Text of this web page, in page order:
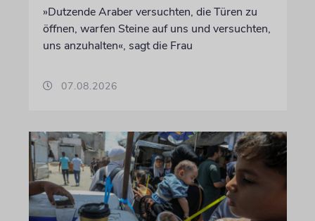
»Dutzende Araber versuchten, die Türen zu
öffnen, warfen Steine auf uns und versuchten,
uns anzuhalten«, sagt die Frau
07.08.2026